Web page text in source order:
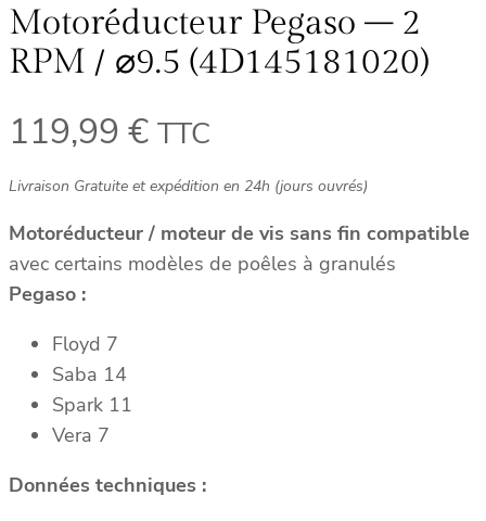
Motoréducteur Pegaso – 2
RPM / ⌀9.5 (4D145181020)
119,99 € TTC
Livraison Gratuite et expédition en 24h (jours ouvrés)
Motoréducteur / moteur de vis sans fin compatible
avec certains modèles de poêles à granulés
Pegaso :
Floyd 7
Saba 14
Spark 11
Vera 7
Données techniques :